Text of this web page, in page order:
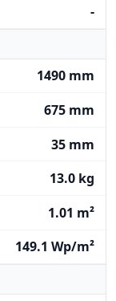
-
1490 mm
675 mm
35 mm
13.0 kg
1.01 m²
149.1 Wp/m²